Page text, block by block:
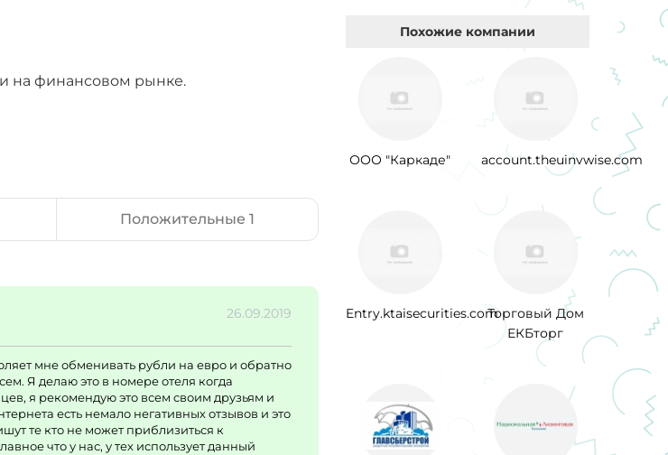
на финансовом рынке.
Положительные 1
26.09.2019
мне обменивать рубли на евро и обратно
Я делаю это в номере отеля когда
я рекомендую это всем своим друзьям и
есть немало негативных отзывов и это
те кто не может приблизиться к
что у нас, у тех использует данный
Похожие компании
ООО "Каркаде" account.theuinvwise.com
Entry.ktaisecurities.comТорговый Дом
ЕКБторг